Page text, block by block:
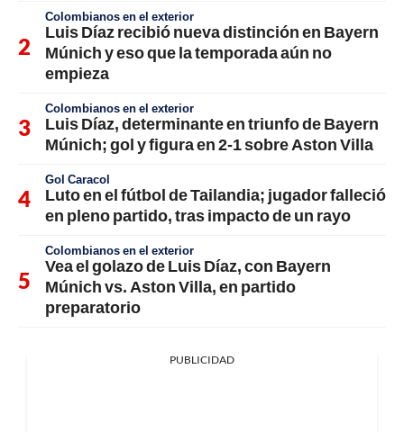
Colombianos en el exterior
Luis Díaz recibió nueva distinción en Bayern
Múnich y eso que la temporada aún no
empieza
Colombianos en el exterior
Luis Díaz, determinante en triunfo de Bayern
Múnich; gol y figura en 2-1 sobre Aston Villa
Gol Caracol
Luto en el fútbol de Tailandia; jugador falleció
en pleno partido, tras impacto de un rayo
Colombianos en el exterior
Vea el golazo de Luis Díaz, con Bayern
Múnich vs. Aston Villa, en partido
preparatorio
PUBLICIDAD